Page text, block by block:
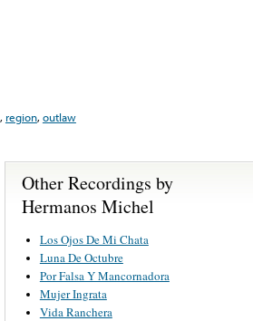
, region,outlaw
Other Recordings by
Hermanos Michel
Los Ojos De Mi Chata
Luna De Octubre
Por Falsa Y Mancornadora
Mujer Ingrata
Vida Ranchera